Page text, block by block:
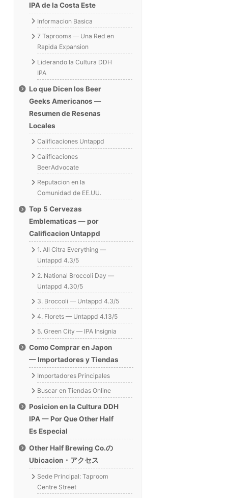
IPA de la Costa Este
Informacion Basica
7 Taprooms — Una Red en
Rapida Expansion
Liderando la Cultura DDH
IPA
Lo que Dicen los Beer
Geeks Americanos —
Resumen de Resenas
Locales
Calificaciones Untappd
Calificaciones
BeerAdvocate
Reputacion en la
Comunidad de EE.UU.
Top 5 Cervezas
Emblematicas — por
Calificacion Untappd
1. All Citra Everything —
Untappd 4.3/5
2. National Broccoli Day —
Untappd 4.30/5
3. Broccoli — Untappd 4.3/5
4. Florets — Untappd 4.13/5
5. Green City — IPA Insignia
Como Comprar en Japon
— Importadores y Tiendas
Importadores Principales
Buscar en Tiendas Online
Posicion en la Cultura DDH
IPA — Por Que Other Half
Es Especial
Other Half Brewing Co.の
Ubicacion・アクセス
Sede Principal: Taproom
Centre Street